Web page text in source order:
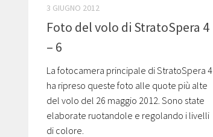
3 GIUGNO 2012
Foto del volo di StratoSpera 4
– 6
La fotocamera principale di StratoSpera 4
ha ripreso queste foto alle quote più alte
del volo del 26 maggio 2012. Sono state
elaborate ruotandole e regolando i livelli
di colore.